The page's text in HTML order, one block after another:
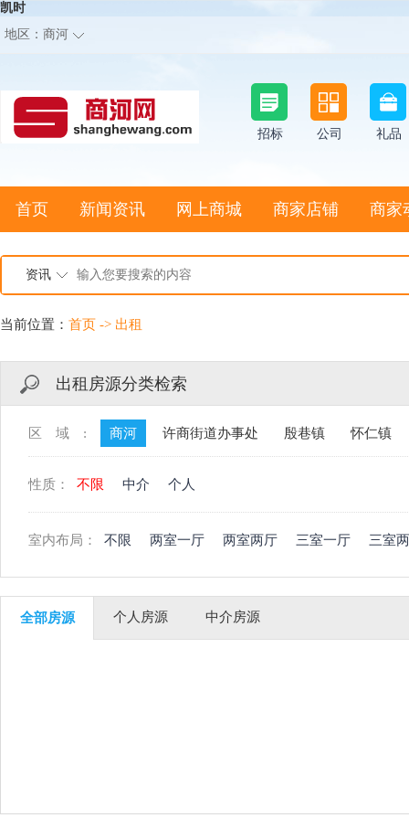
凯时
地区： 商河
招标 公司 礼品
首页 新闻资讯 网上商城 商家店铺 商家
资讯
当前位置： 首页 -> 出租
出租房源分类检索
区域: 商河 许商街道办事处 殷巷镇 怀仁镇
性质： 不限 中介 个人
室内布局： 不限 两室一厅 两室两厅 三室一厅 三室
全部房源 个人房源 中介房源